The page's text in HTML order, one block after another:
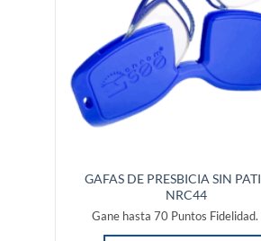
GAFAS DE PRESBICIA SIN
NRC44
Gane hasta 70 Puntos Fidelidad.